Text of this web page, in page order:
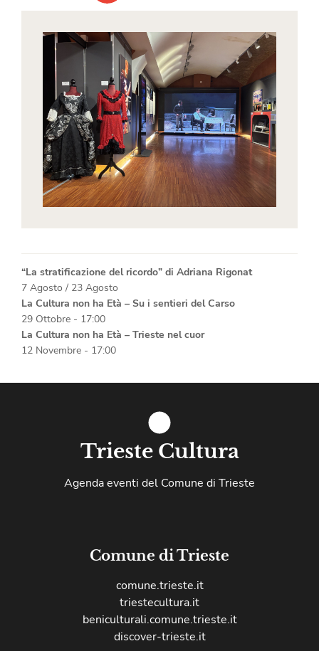
“La stratificazione del ricordo” di Adriana Rigonat
7 Agosto / 23 Agosto
La Cultura non ha Età – Su i sentieri del Carso
29 Ottobre - 17:00
La Cultura non ha Età – Trieste nel cuor
12 Novembre - 17:00
Trieste Cultura
Agenda eventi del Comune di Trieste
Comune di Trieste
comune.trieste.it
triestecultura.it
beniculturali.comune.trieste.it
discover-trieste.it